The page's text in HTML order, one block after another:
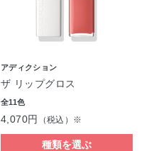
アディクション
ザ リップグロス
全11色
4,070円 （税込）※
種類を選ぶ